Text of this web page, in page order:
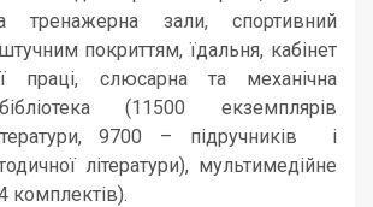
тренажерна зали, спортивний
покриттям, їдальня, кабінет
праці, слюсарна та механічна
(11500 екземплярів
9700 – підручників і
літератури), мультимедійне
комплектів).